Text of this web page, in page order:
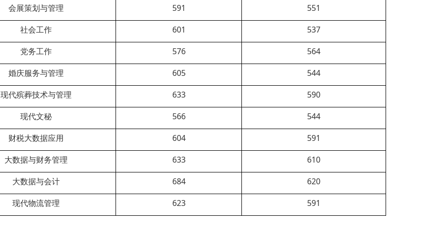
会展策划与管理
591
551
社会工作
601
537
党务工作
576
564
婚庆服务与管理
605
544
现代殡葬技术与管理
633
590
现代文秘
566 544
财税大数据应用 604
591
大数据与财务管理
633
610
大数据与会计
684
620
现代物流管理
623
591